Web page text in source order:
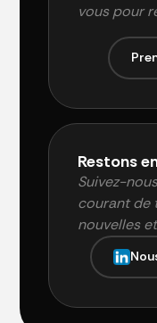
vous pour
Pre
Restons
Suivez-
courant de
nouvelles
Nou